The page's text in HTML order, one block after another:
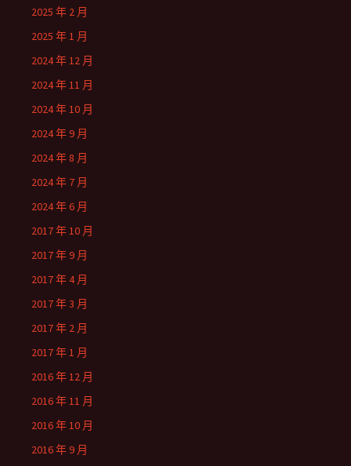
2025 年 2 月
2025 年 1 月
2024 年 12 月
2024 年 11 月
2024 年 10 月
2024 年 9 月
2024 年 8 月
2024 年 7 月
2024 年 6 月
2017 年 10 月
2017 年 9 月
2017 年 4 月
2017 年 3 月
2017 年 2 月
2017 年 1 月
2016 年 12 月
2016 年 11 月
2016 年 10 月
2016 年 9 月